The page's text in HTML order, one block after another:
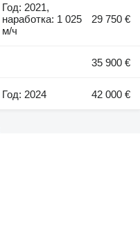
Год: 2021,
наработка: 1 025
м/ч
29 750 €
35 900 €
Год: 2024
42 000 €